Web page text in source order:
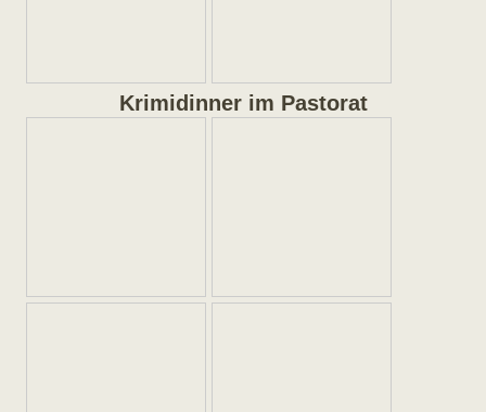
Krimidinner im Pastorat